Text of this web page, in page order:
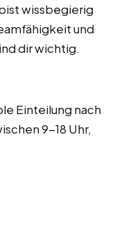
wissbegierig
und
dir wichtig.
Einteilung nach
9-18 Uhr,